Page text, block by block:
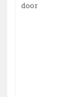
door